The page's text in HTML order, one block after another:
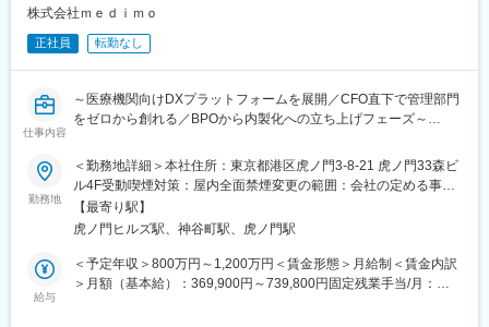
務業務
◇事業アライアンスの推進・サポート
■ポジションの魅力：
・コーポレートは立ち上げフェーズなので社内横断的に関われま
す。
・アライアンス／資本業務提携を積極的に今後も実行していく予
・会社の中核として文化づくり／事業づくりをすることができま
す。
■歓迎条件：
・事業会社でバックオフィス以外の事業開発経験
・対社内／クライアント問わず何らかの高い成果を上げた経験
株式会社ｍｅｄｉｍｏ
正社員 転勤なし
仕事内容
～医療機関向けDXプラットフォームを展開／CFO直下で管理部門
をゼロから創れる／BPOから内製化への立ち上げフェーズ～
経理・財務・請求・労務総務・情シス・セキュリティを横断しな
がら、管理部門の立ち上げと組織づくりを推進していただきま
す。
■業務内容：
＜管理部門マネジメント＞
◇経理、財務、請求、労務総務、情シス・セキュリティ領域の統
勤務地
＜勤務地詳細＞本社住所：東京都港区虎ノ門3-8-21 虎ノ門33森ビ
ル4F受動喫煙対策：屋内全面禁煙変更の範囲：会社の定める事業
所【最寄り駅】
虎ノ門ヒルズ駅、神谷町駅、虎ノ門駅
給与
＜予定年収＞800万円～1,200万円＜賃金形態＞月給制＜賃金内訳
＞月額（基本給）：369,900円～739,800円固定残業手当/月：